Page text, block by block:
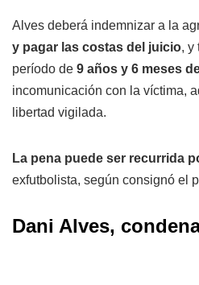
Alves deberá indemnizar a la
y pagar las costas del juicio, y
período de 9 años y 6 meses
incomunicación con la víctima,
libertad vigilada.
La pena puede ser recurrida
exfutbolista, según consignó el
Dani Alves,